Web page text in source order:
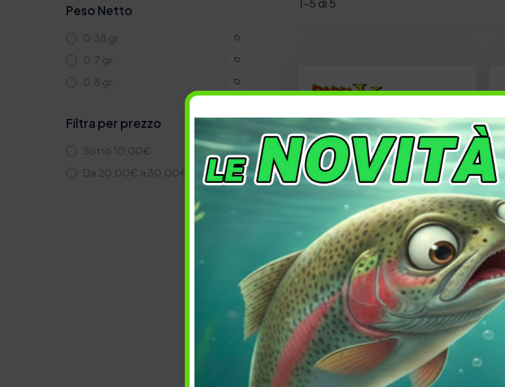
Rob Lure Babel V3
8,50€
Acquista
PREFERITI
Peso Netto
0.38 gr
0.7 gr
0.8 gr
Filtra per prezzo
Sotto 10,00€
Da 20,00€ a 30,00€